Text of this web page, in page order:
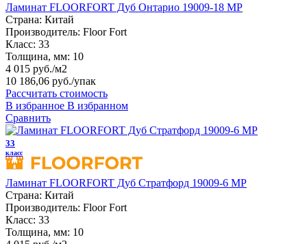
Ламинат FLOORFORT Дуб Онтарио 19009-18 MP
Страна: Китай
Производитель: Floor Fort
Класс: 33
Толщина, мм: 10
4 015 руб./м2
10 186,06 руб./упак
Рассчитать стоимость
В избранное В избранном
Сравнить
33
класс
Ламинат FLOORFORT Дуб Стратфорд 19009-6 MP
Страна: Китай
Производитель: Floor Fort
Класс: 33
Толщина, мм: 10